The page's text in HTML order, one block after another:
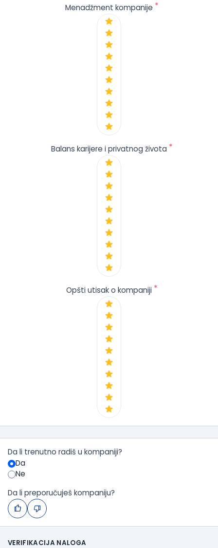
Menadžment kompanije *
Balans karijere i privatnog života *
Opšti utisak o kompaniji *
Da li trenutno radiš u kompaniji?
Da
Ne
Da li preporučuješ kompaniju?
VERIFIKACIJA NALOGA